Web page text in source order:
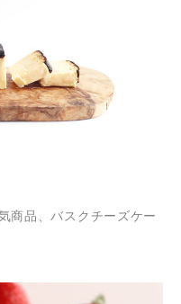
商品、バスクチーズケー